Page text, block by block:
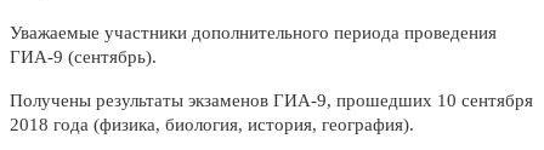
Уважаемые участники дополнительного периода проведения
ГИА-9 (сентябрь).
Получены результаты экзаменов ГИА-9, прошедших 10 сентября
2018 года (физика, биология, история, география).